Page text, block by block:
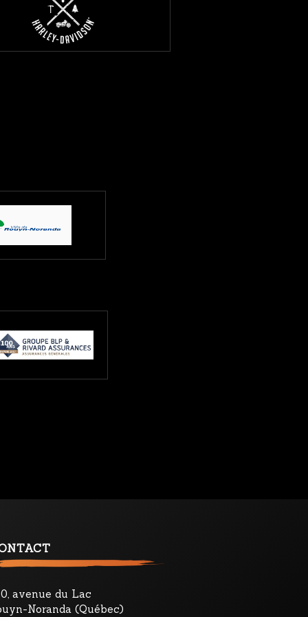
avenue du Lac
Noranda (Québec)